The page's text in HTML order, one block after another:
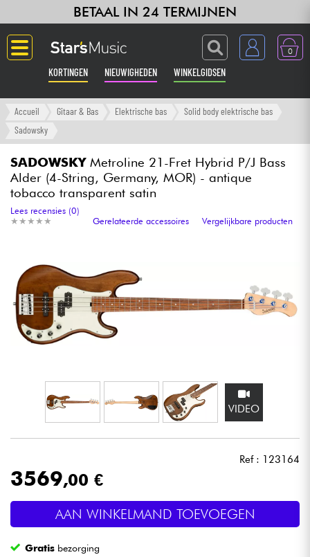
BETAAL IN 24 TERMIJNEN
0
KORTINGEN NIEUWIGHEDEN WINKELGIDSEN
Langue
Versterker & Effecten
Toetsenbord & Piano
Home-studio
Hoofdtelefoon
DJ
Licht
Drums & percussie
Blaasinstrument
Accueil Gitaar & Bas Elektrische bas
Solid body elektrische bas
Sadowsky
SADOWSKYMetroline 21-Fret Hybrid P/J Bass
Alder (4-String, Germany, MOR) - antique
tobacco transparent satin
★ ★ ★ ★ ★
★ ★ ★ ★ ★
Lees recensies (0)
Gerelateerde accessoires
Vergelijkbare producten
VIDEO
Ref : 123164
3569,00 €
AAN WINKELMAND TOEVOEGEN
Gratis bezorging